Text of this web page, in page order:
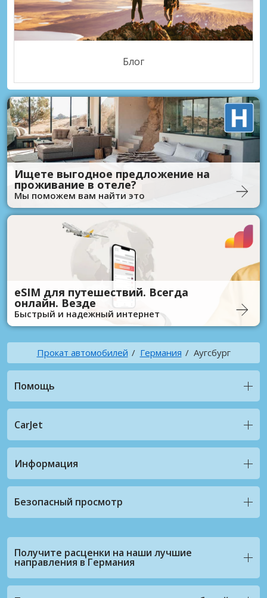
Блог
Ищете выгодное предложение на
проживание в отеле?
Мы поможем вам найти это
eSIM для путешествий. Всегда
онлайн. Везде
Быстрый и надежный интернет
Прокат автомобилей Германия Аугсбург
Помощь
CarJet
Информация
Безопасный просмотр
Получите расценки на наши лучшие
направления в Германия